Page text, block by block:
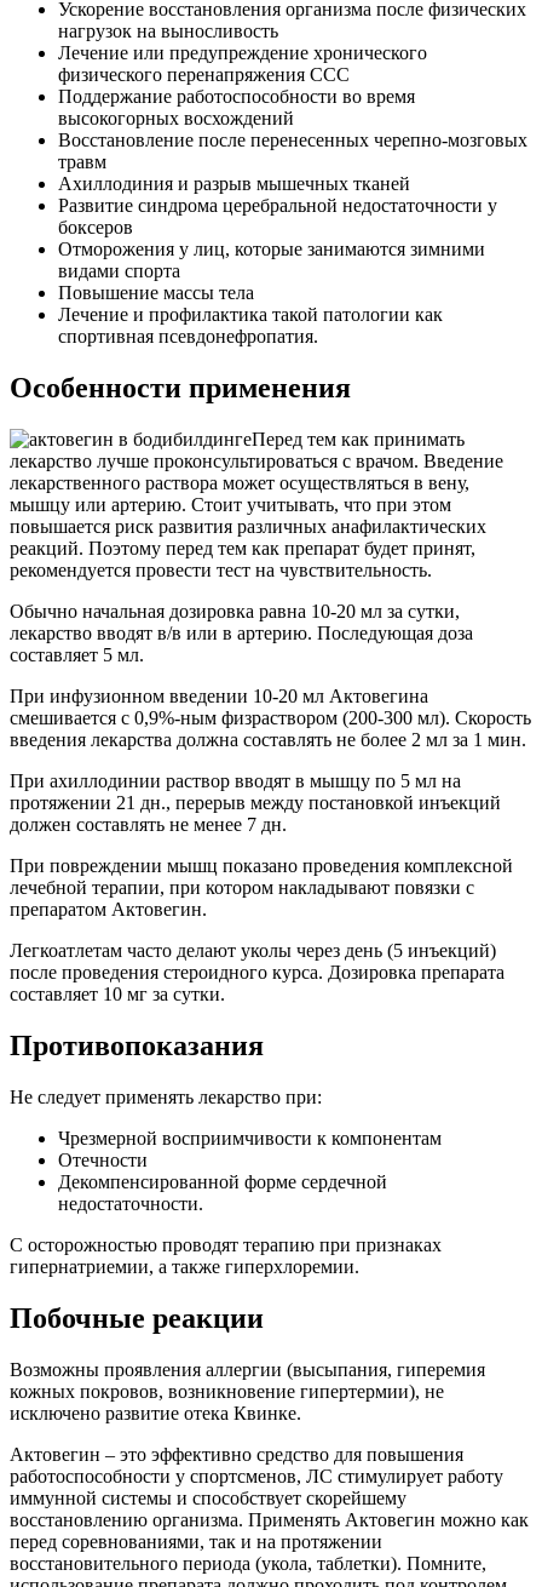
Ускорение восстановления организма после физических
нагрузок на выносливость
Лечение или предупреждение хронического
физического перенапряжения ССС
Поддержание работоспособности во время
высокогорных восхождений
Восстановление после перенесенных черепно-мозговых
травм
Ахиллодиния и разрыв мышечных тканей
Развитие синдрома церебральной недостаточности у
боксеров
Отморожения у лиц, которые занимаются зимними
видами спорта
Повышение массы тела
Лечение и профилактика такой патологии как
спортивная псевдонефропатия.
Особенности применения
Перед тем как принимать
лекарство лучше проконсультироваться с врачом. Введение
лекарственного раствора может осуществляться в вену,
мышцу или артерию. Стоит учитывать, что при этом
повышается риск развития различных анафилактических
реакций. Поэтому перед тем как препарат будет принят,
рекомендуется провести тест на чувствительность.
Обычно начальная дозировка равна 10-20 мл за сутки,
лекарство вводят в/в или в артерию. Последующая доза
составляет 5 мл.
При инфузионном введении 10-20 мл Актовегина
смешивается с 0,9%-ным физраствором (200-300 мл). Скорость
введения лекарства должна составлять не более 2 мл за 1 мин.
При ахиллодинии раствор вводят в мышцу по 5 мл на
протяжении 21 дн., перерыв между постановкой инъекций
должен составлять не менее 7 дн.
При повреждении мышц показано проведения комплексной
лечебной терапии, при котором накладывают повязки с
препаратом Актовегин.
Легкоатлетам часто делают уколы через день (5 инъекций)
после проведения стероидного курса. Дозировка препарата
составляет 10 мг за сутки.
Противопоказания
Не следует применять лекарство при:
Чрезмерной восприимчивости к компонентам
Отечности
Декомпенсированной форме сердечной
недостаточности.
С осторожностью проводят терапию при признаках
гипернатриемии, а также гиперхлоремии.
Побочные реакции
Возможны проявления аллергии (высыпания, гиперемия
кожных покровов, возникновение гипертермии), не
исключено развитие отека Квинке.
Актовегин – это эффективно средство для повышения
работоспособности у спортсменов, ЛС стимулирует работу
иммунной системы и способствует скорейшему
восстановлению организма. Применять Актовегин можно как
перед соревнованиями, так и на протяжении
восстановительного периода (укола, таблетки). Помните,